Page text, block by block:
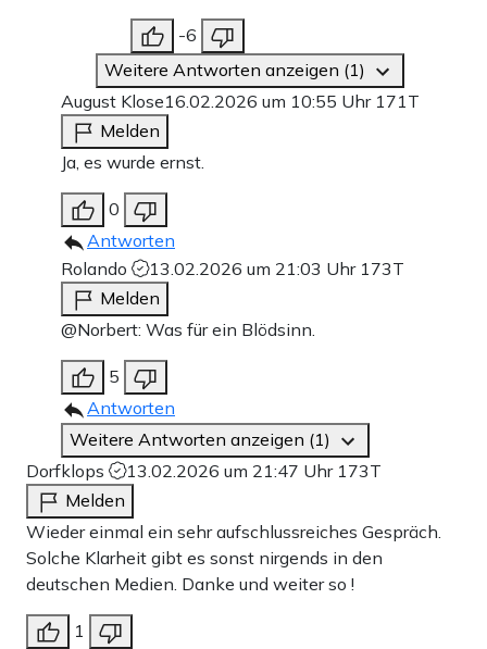
-6
Weitere Antworten anzeigen (1)
August Klose16.02.2026 um 10:55 Uhr 171T
Melden
Ja, es wurde ernst.
0
Antworten
Rolando
13.02.2026 um 21:03 Uhr 173T
Melden
@Norbert: Was für ein Blödsinn.
5
Antworten
Weitere Antworten anzeigen (1)
Dorfklops
13.02.2026 um 21:47 Uhr 173T
Melden
Wieder einmal ein sehr aufschlussreiches Gespräch.
Solche Klarheit gibt es sonst nirgends in den
deutschen Medien. Danke und weiter so !
1